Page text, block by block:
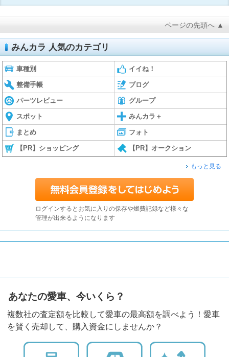
ページの先頭へ ▲
みんカラ 人気のカテゴリ
車種別 イイね！
整備手帳 ブログ
パーツレビュー グループ
スポット みんカラ＋
まとめ フォト
【PR】ショッピング 【PR】オークション
もっと見る
ログインするとお気に入りの保存や燃費記録など様々な
管理が出来るようになります
あなたの愛車、今いくら？
複数社の査定額を比較して愛車の最高額を調べよう！愛車
を賢く売却して、購入資金にしませんか？